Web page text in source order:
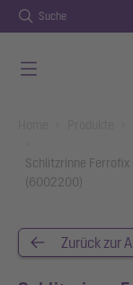
Suche
Schlitzrinne
(6002200)
Zurück zur